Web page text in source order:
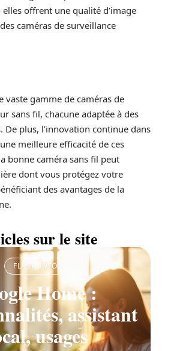
offrent une qualité d’image
caméras de surveillance
vaste gamme de caméras de
sans fil, chacune adaptée à des
De plus, l’innovation continue dans
meilleure efficacité de ces
bonne caméra sans fil peut
dont vous protégez votre
des avantages de la
sur le site
FLASH INFO
Home :
assistant
usages